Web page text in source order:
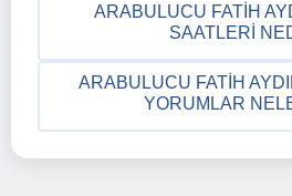
ARABULUCU FATIH
SAATLERI
ARABULUCU FATIH
YORUMLAR